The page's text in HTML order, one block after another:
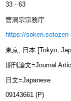
33 - 63
曹洞宗宗務庁
https://
東京, 日本 [Tokyo,
期刊論文=Journal
日文=Japanese
09143661 (P)